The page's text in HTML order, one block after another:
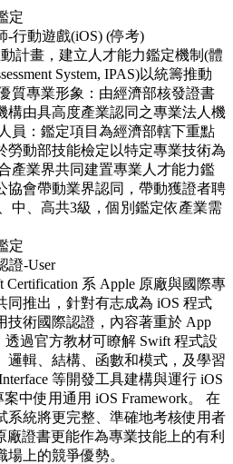
定
-行動遊戲(iOS) (停考)
計畫，建立人才能力鑑定機制(體
System, IPAS)以統籌推動
質專業形象：由經濟部核發證書
構由具高度產業認同之專業法人機
員：鑑定項目為經濟部轄下重點
勞動部技能檢定以特定專業技術為
產業界共同建置專業人才能力鑑
協會帶動業界認同，帶動獲證者聘
中、高共3級，個別鑑定依產業需
定
證-User
Certification 系 Apple 原廠與國際專
同推出，針對有志成為 iOS 程式
技術國際認證，內容著重於 App
透過官方教材可瞭解 Swift 程式設
邏輯、結構、函數和模式，及學習
等開發工具建構與運行 iOS
中使用通用 iOS Framework。 在
系統將更完整、準確地考核使用者
廠證書更能作為專業技能上的有利
上的競爭優勢。